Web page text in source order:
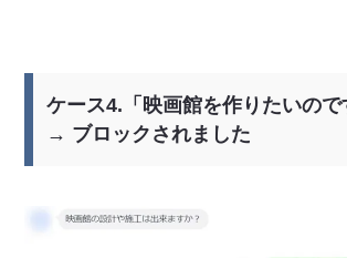
ケース4.「映画館を作りたいので
→ ブロックされました